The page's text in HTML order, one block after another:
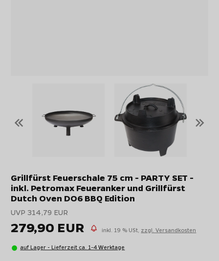
« »
Grillfürst Feuerschale 75 cm - PARTY SET -
inkl. Petromax Feueranker und Grillfürst
Dutch Oven DO6 BBQ Edition
UVP 314,79 EUR
279,90 EUR inkl. 19 % USt, zzgl. Versandkosten
auf Lager - Lieferzeit ca. 1-4 Werktage